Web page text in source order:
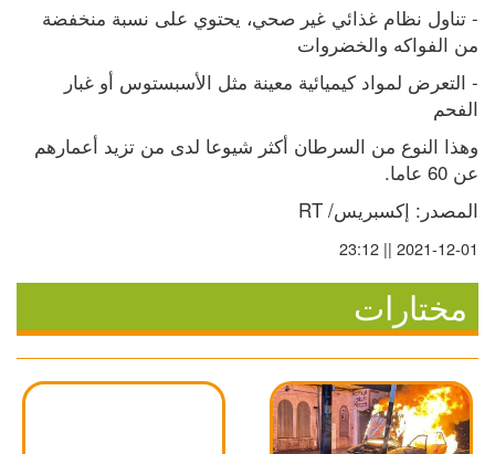
من الفواكه والخضروات
الفحم
عن 60 عاما.
المصدر: إكسبريس/ RT
2021-12-01 || 23:12
مختارات